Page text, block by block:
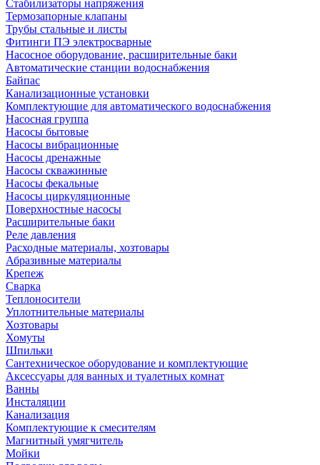
Стабилизаторы напряжения
Термозапорные клапаны
Трубы стальные и листы
Фитинги ПЭ электросварные
Насосное оборудование, расширительные баки
Автоматические станции водоснабжения
Байпас
Канализационные установки
Комплектующие для автоматического водоснабжения
Насосная группа
Насосы бытовые
Насосы вибрационные
Насосы дренажные
Насосы скважинные
Насосы фекальные
Насосы циркуляционные
Поверхностные насосы
Расширительные баки
Реле давления
Расходные материалы, хозтовары
Абразивные материалы
Крепеж
Сварка
Теплоносители
Уплотнительные материалы
Хозтовары
Хомуты
Шпильки
Сантехническое оборудование и комплектующие
Аксессуары для ванных и туалетных комнат
Ванны
Инсталяции
Канализация
Комплектующие к смесителям
Магнитный умягчитель
Мойки